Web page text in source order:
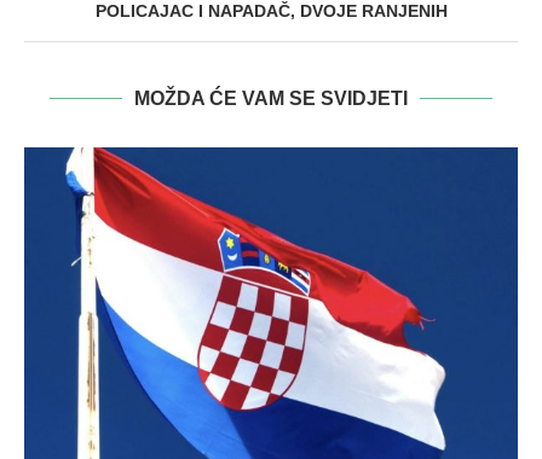
POLICAJAC I NAPADAČ, DVOJE RANJENIH
MOŽDA ĆE VAM SE SVIDJETI